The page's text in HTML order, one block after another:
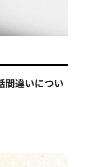
間違いについ